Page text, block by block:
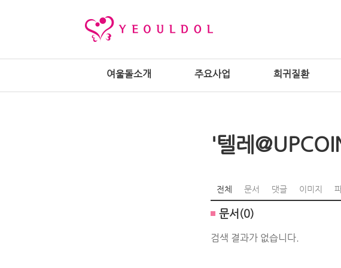
여울돌소개 주요사업 희귀질환
'텔레
전체 문서 댓글 이미지
문서(0)
검색 결과가 없습니다.